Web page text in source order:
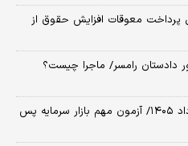
پرداخت معوقات افزایش حقوق از
دادستان رامسر/ ماجرا چیست؟
​پیش‌بینی بورس فردا دوشنبه ۱۹ مرداد ۱۴۰۵/ آزمون مهم بازار سرمایه پس